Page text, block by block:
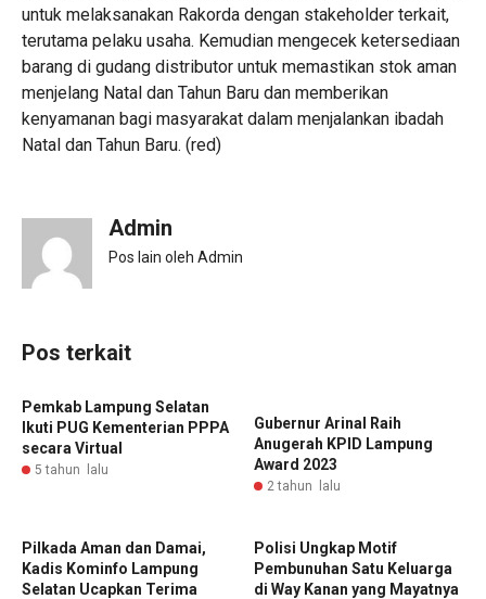
untuk melaksanakan Rakorda dengan stakeholder terkait,
terutama pelaku usaha. Kemudian mengecek ketersediaan
barang di gudang distributor untuk memastikan stok aman
menjelang Natal dan Tahun Baru dan memberikan
kenyamanan bagi masyarakat dalam menjalankan ibadah
Natal dan Tahun Baru. (red)
Admin
Pos lain oleh Admin
Pos terkait
Pemkab Lampung Selatan
Ikuti PUG Kementerian PPPA
secara Virtual
5 tahun lalu
Gubernur Arinal Raih
Anugerah KPID Lampung
Award 2023
2 tahun lalu
Pilkada Aman dan Damai,
Kadis Kominfo Lampung
Selatan Ucapkan Terima
Polisi Ungkap Motif
Pembunuhan Satu Keluarga
di Way Kanan yang Mayatnya